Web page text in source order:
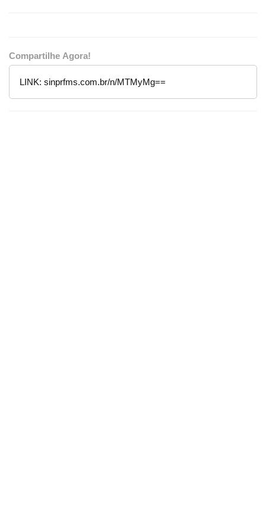
Compartilhe Agora!
LINK: sinprfms.com.br/n/MTMyMg==